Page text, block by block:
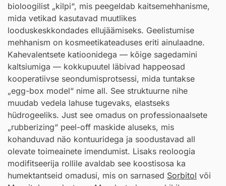
bioloogilist „kilpi“, mis peegeldab kaitsemehhanisme,
mida vetikad kasutavad muutlikes
looduskeskkondades ellujäämiseks. Geelistumise
mehhanism on kosmeetikateaduses eriti ainulaadne.
Kahevalentsete katioonidega — kõige sagedamini
kaltsiumiga — kokkupuutel läbivad happeosad
kooperatiivse seondumisprotsessi, mida tuntakse
„egg-box model“ nime all. See struktuurne nihe
muudab vedela lahuse tugevaks, elastseks
hüdrogeeliks. Just see omadus on professionaalsete
„rubberizing“ peel-off maskide aluseks, mis
kohanduvad näo kontuuridega ja soodustavad all
olevate toimeainete imendumist. Lisaks reoloogia
modifitseerija rollile avaldab see koostisosa ka
humektantseid omadusi, mis on sarnased Sorbitol või